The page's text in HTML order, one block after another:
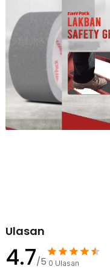
Lakban ini memiliki
pemasangan kuat dan
kayu, beton, keramik,
terkelupas, sehingga
Anda dapat
selama bertahun-tahun
Tersedia dalam
Selain berfungsi sebagai
warna yang dapat
terang, seperti kuning
mempertahankan daya
membuatnya ideal untuk
dengan risiko tumpahan
situasi.
Ulasan
4.7/5 0 Ulasan